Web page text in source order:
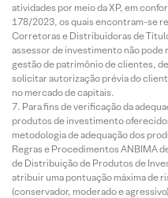
atividades por meio da XP, em
178/2023, os quais encontram-se
Corretoras e Distribuidoras de
assessor de investimento não
gestão de patrimônio de clientes,
solicitar autorização prévia do
no mercado de capitais.
Para fins de verificação da
produtos de investimento
metodologia de adequação dos
Regras e Procedimentos ANBIMA
de Distribuição de Produtos de
atribuir uma pontuação máxima de
(conservador, moderado e